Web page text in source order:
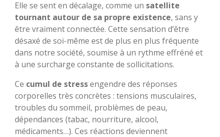
Elle se sent en décalage, comme un satellite
tournant autour de sa propre existence, sans y
être vraiment connectée. Cette sensation d’être
désaxé de soi-même est de plus en plus fréquente
dans notre société, soumise à un rythme effréné et
à une surcharge constante de sollicitations.
Ce cumul de stressengendre des réponses
corporelles très concrètes : tensions musculaires,
troubles du sommeil, problèmes de peau,
dépendances (tabac, nourriture, alcool,
médicaments…). Ces réactions deviennent